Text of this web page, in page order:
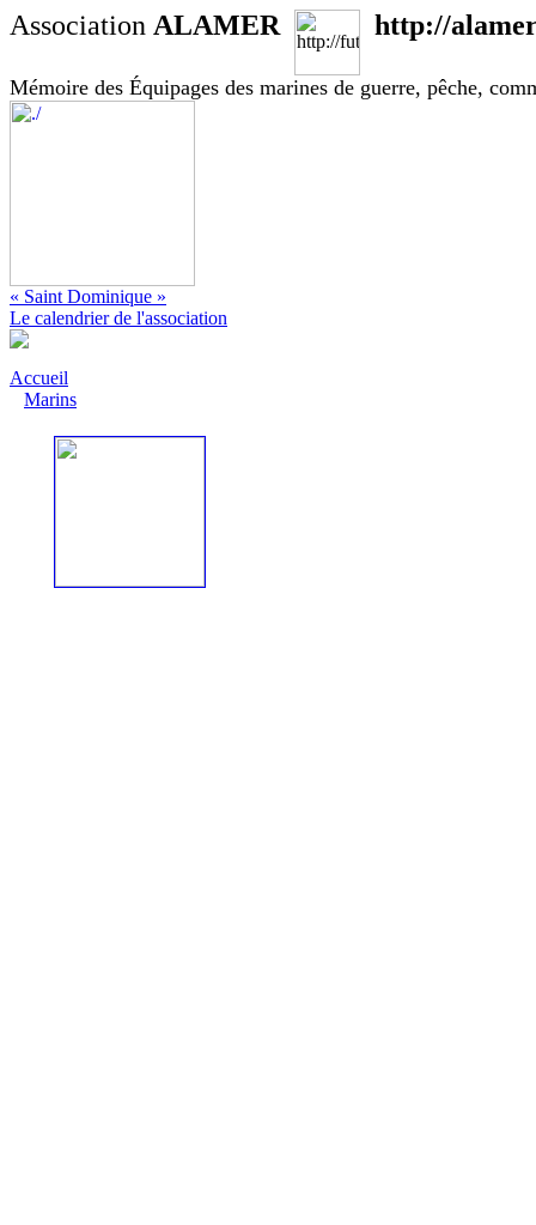
Association ALAMER http://
Mémoire des Équipages des marines de guerre, pêche,
« Saint Dominique »
Le calendrier de l'association
Accueil
Marins